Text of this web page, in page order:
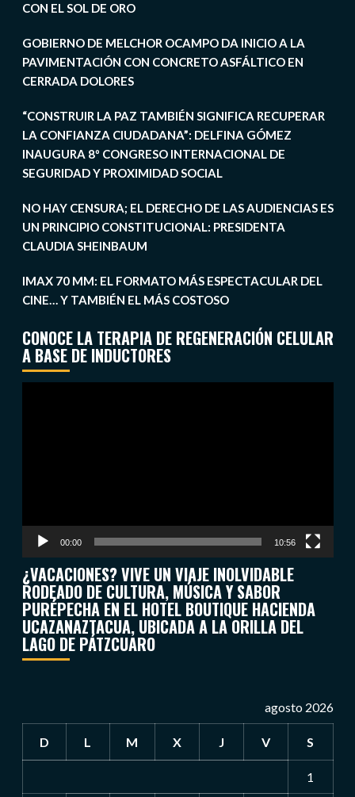
CON EL SOL DE ORO
GOBIERNO DE MELCHOR OCAMPO DA INICIO A LA
PAVIMENTACIÓN CON CONCRETO ASFÁLTICO EN
CERRADA DOLORES
“CONSTRUIR LA PAZ TAMBIÉN SIGNIFICA RECUPERAR
LA CONFIANZA CIUDADANA”: DELFINA GÓMEZ
INAUGURA 8º CONGRESO INTERNACIONAL DE
SEGURIDAD Y PROXIMIDAD SOCIAL
NO HAY CENSURA; EL DERECHO DE LAS AUDIENCIAS ES
UN PRINCIPIO CONSTITUCIONAL: PRESIDENTA
CLAUDIA SHEINBAUM
IMAX 70 MM: EL FORMATO MÁS ESPECTACULAR DEL
CINE… Y TAMBIÉN EL MÁS COSTOSO
CONOCE LA TERAPIA DE REGENERACIÓN CELULAR
A BASE DE INDUCTORES
00:00 10:56
¿VACACIONES? VIVE UN VIAJE INOLVIDABLE
RODEADO DE CULTURA, MÚSICA Y SABOR
PURÉPECHA EN EL HOTEL BOUTIQUE HACIENDA
UCAZANAZTACUA, UBICADA A LA ORILLA DEL
LAGO DE PÁTZCUARO
agosto 2026
D L M X J V S
1